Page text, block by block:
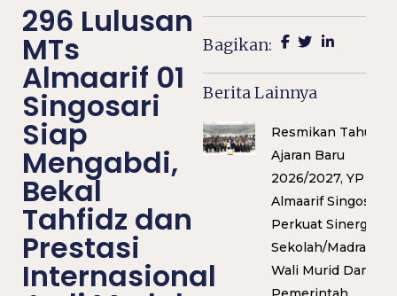
296 Lulusan
MTs
Almaarif 01
Singosari
Siap
Mengabdi,
Bekal
Tahfidz dan
Prestasi
Internasional
Bagikan:
Berita Lainnya
Resmikan Tahun
Ajaran Baru
2026/2027, YP
Almaarif Singosari
Perkuat Sinergi
Sekolah/Madrasah,
Wali Murid Dan